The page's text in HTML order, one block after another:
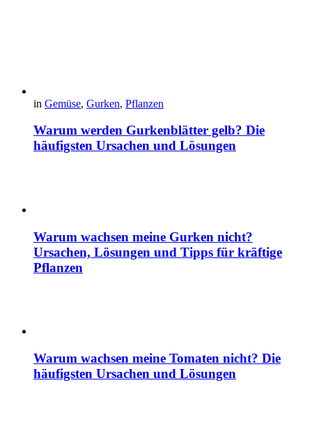
in Gemüse, Gurken, Pflanzen
Warum werden Gurkenblätter gelb? Die
häufigsten Ursachen und Lösungen
Warum wachsen meine Gurken nicht?
Ursachen, Lösungen und Tipps für kräftige
Pflanzen
Warum wachsen meine Tomaten nicht? Die
häufigsten Ursachen und Lösungen